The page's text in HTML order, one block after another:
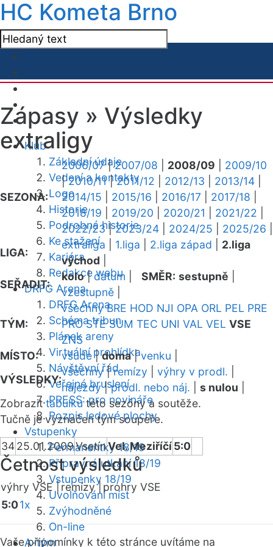
HC Kometa Brno
Klub
Základní údaje
Vedení a kontakty
Logo
Historie
Podrobná historie
Ke stažení
Kariéra
Redakce webu
DRFG Arena
DRFG Arena
Schéma tribun
Plánek areny
Virtuální prohlídka
Návštěvní řád
Veřejné bruslení
PRESS: pro novináře
Rozpis ledové plochy
Vstupenky
Permanentky 18/19
Přípravná utkání 18/19
Vstupenky 18/19
Uvolňování míst
Zvýhodněné
On-line
A-tým
Zápasy » Výsledky
extraligy
SEZONA:
2006/07|2007/08 2008/09
2009/10
|2010/11|2011/12 2012/13 2013/14
2014/15
2015/16 2016/17 2017/18
2018/19
2019/20 2020/21 2021/22
2022/23|2023/24 2024/25 2025/26
LIGA:
extraliga 1.liga 2.liga západ
2.liga
východ
SEŘADIT:
kolo|datum SMĚR: sestupně
vzestupně
TÝM:
všechny BRE HOD NJI OPA ORL PEL PRE
PRO STE SUM TEC UNI VAL VEL VSE
ZNS
MÍSTO:
všude|doma|venku
VÝSLEDKY:
všechny|remízy výhry v prodl.
nájezdy|prodl. nebo náj. s nulou
Zobrazittabulkutéto sezóny a soutěže.
Tučně je vyznačen tým soupeře.
3425.01.2009VsetínVel. Meziříčí5:0
Četnost výsledků
výhry VSE |remízy | prohry VSE
5:01x
Vaše připomínky k této stránce uvítáme na